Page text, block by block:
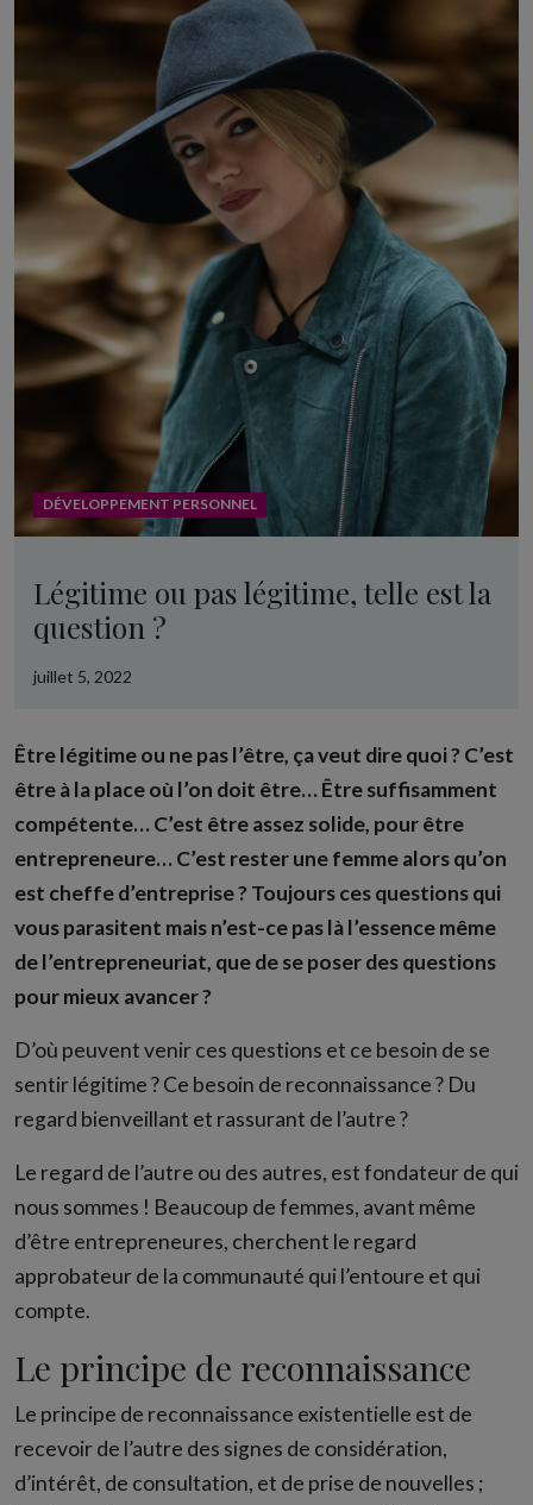
DÉVELOPPEMENT PERSONNEL
Légitime ou pas légitime, telle est la
question ?
juillet 5, 2022
Être légitime ou ne pas l’être, ça veut dire quoi ? C’est
être à la place où l’on doit être… Être suffisamment
compétente… C’est être assez solide, pour être
entrepreneure… C’est rester une femme alors qu’on
est cheffe d’entreprise ? Toujours ces questions qui
vous parasitent mais n’est-ce pas là l’essence même
de l’entrepreneuriat, que de se poser des questions
pour mieux avancer ?
D’où peuvent venir ces questions et ce besoin de se
sentir légitime ? Ce besoin de reconnaissance ? Du
regard bienveillant et rassurant de l’autre ?
Le regard de l’autre ou des autres, est fondateur de qui
nous sommes ! Beaucoup de femmes, avant même
d’être entrepreneures, cherchent le regard
approbateur de la communauté qui l’entoure et qui
compte.
Le principe de reconnaissance
Le principe de reconnaissance existentielle est de
recevoir de l’autre des signes de considération,
d’intérêt, de consultation, et de prise de nouvelles ;